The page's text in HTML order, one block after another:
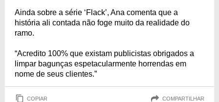
Ainda sobre a série ‘Flack’, Ana comenta que a
história ali contada não foge muito da realidade do
ramo.
“Acredito 100% que existam publicistas obrigados a
limpar bagunças espetacularmente horrendas em
nome de seus clientes.”
COPIAR COMPARTILHAR